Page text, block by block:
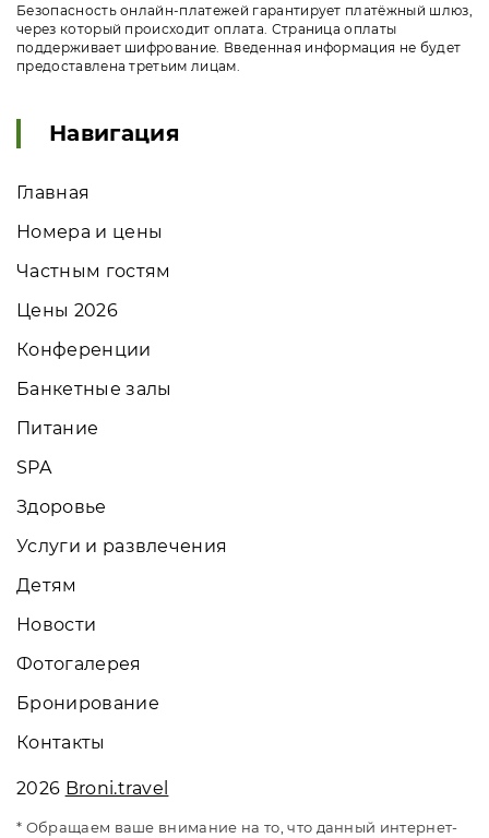
Безопасность онлайн-платежей гарантирует платёжный шлюз,
через который происходит оплата. Страница оплаты
поддерживает шифрование. Введенная информация не будет
предоставлена третьим лицам.
Навигация
Главная
Номера и цены
Частным гостям
Цены 2026
Конференции
Банкетные залы
Питание
SPA
Здоровье
Услуги и развлечения
Детям
Новости
Фотогалерея
Бронирование
Контакты
2026 Broni.travel
* Обращаем ваше внимание на то, что данный интернет-